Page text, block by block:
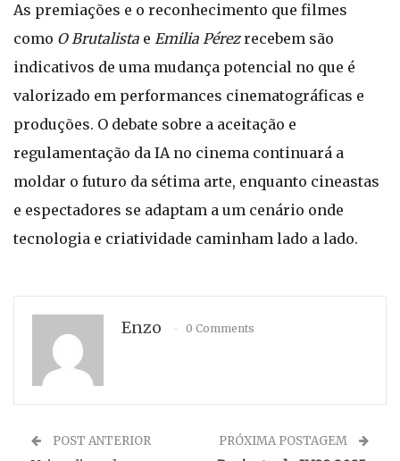
As premiações e o reconhecimento que filmes
como O Brutalista e Emilia Pérezrecebem são
indicativos de uma mudança potencial no que é
valorizado em performances cinematográficas e
produções. O debate sobre a aceitação e
regulamentação da IA no cinema continuará a
moldar o futuro da sétima arte, enquanto cineastas
e espectadores se adaptam a um cenário onde
tecnologia e criatividade caminham lado a lado.
Enzo 0 Comments
POST ANTERIOR PRÓXIMA POSTAGEM